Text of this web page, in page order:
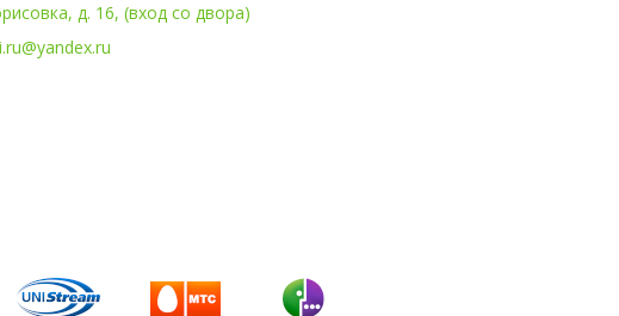
д. 16, (вход со двора)